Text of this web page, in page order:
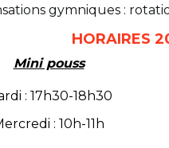
gymniques :
HORAIRES
Mini pouss
: 17h30-18h30
: 10h-11h